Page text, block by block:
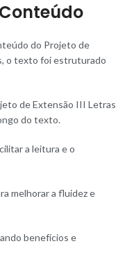
do Projeto de
o texto foi estruturado
de Extensão III Letras
do texto.
a leitura e o
melhorar a fluidez e
benefícios e